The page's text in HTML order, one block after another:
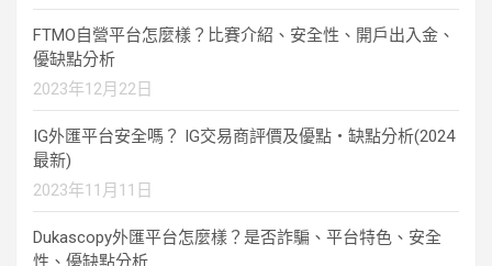
FTMO自營平台怎麼樣？比賽介紹、安全性、開戶出入金、
優缺點分析
2023年12月22日
IG外匯平台安全嗎？ IG交易商評價及優點・缺點分析(2024
最新)
2023年11月11日
Dukascopy外匯平台怎麼樣？是否詐騙、平台特色、安全
性、優缺點分析